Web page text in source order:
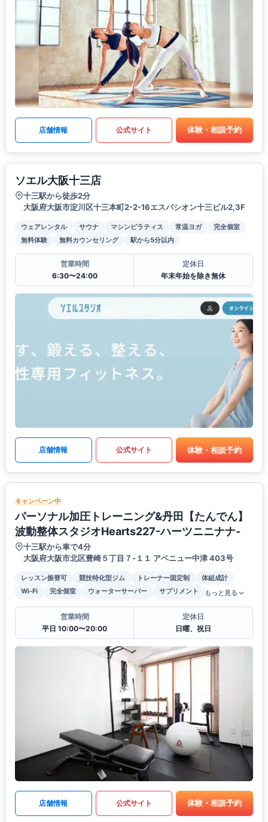
店舗情報 公式サイト 体験・相談予約
ソエル大阪十三店
十三駅から徒歩2分
大阪府大阪市淀川区十三本町2-2-16エスパシオン十三ビル2,3F
ウェアレンタル サウナ マシンピラティス 常温ヨガ
完全個室
無料体験
無料カウンセリング 駅から5分以内
営業時間
6:30〜24:00
定休日
年末年始を除き無休
店舗情報 公式サイト 体験・相談予約
キャンペーン中
パーソナル加圧トレーニング&丹田【たんでん】
波動整体スタジオHearts227-ハーツニニナナ-
十三駅から車で4分
大阪府大阪市北区豊崎５丁目７-１１ アベニュー中津 403号
レッスン振替可 競技特化型ジム トレーナー固定制
体組成計
Wi-Fi
完全個室 ウォーターサーバー サプリメント もっと見る
営業時間
平日 10:00〜20:00
定休日
日曜、祝日
店舗情報 公式サイト 体験・相談予約